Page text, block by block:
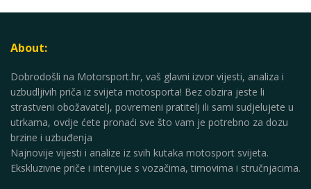
About:
Dobrodošli na Motorsport.hr, vaš glavni izvor vijesti, analiza i
uzbudljivih priča iz svijeta motosporta! Bez obzira jeste li
strastveni obožavatelj, povremeni pratitelj ili sami sudjelujete u
utrkama, ovdje ćete pronaći sve što vam je potrebno za dozu
brzine i uzbuđenja
Najnovije vijesti i analize iz svih kutaka motosport svijeta.
Ekskluzivne priče i intervjue s vozačima, timovima i stručnjacima.